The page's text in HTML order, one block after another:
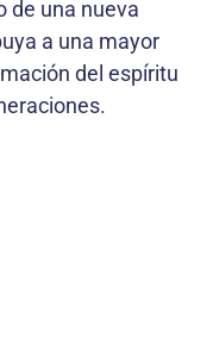
de una nueva
a una mayor
del espíritu